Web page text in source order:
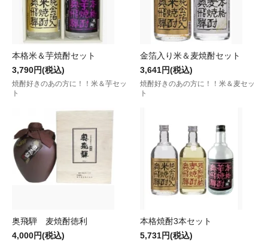
本格米＆芋焼酎セット
3,790円(税込)
焼酎好きのあの方に！！米＆芋セッ
ト
金箔入り米＆麦焼酎セット
3,641円(税込)
焼酎好きのあの方に！！米＆麦セッ
ト
奥飛騨 麦焼酎徳利
4,000円(税込)
本格焼酎3本セット
5,731円(税込)